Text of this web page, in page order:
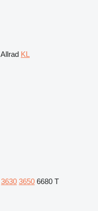
Allrad KL
3630 3650 6680 T